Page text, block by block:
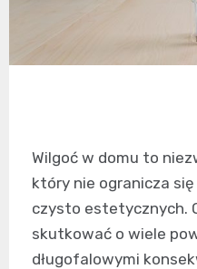
Wilgoć w domu to
który nie ogranicza
czysto estetycznych.
skutkować o wiele
długofalowymi